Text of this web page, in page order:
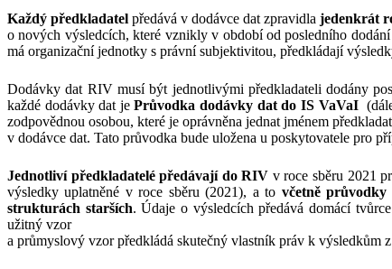
Každý předkladatel předává v dodávce dat zpravidla jedenkrát
o nových výsledcích, které vznikly v období od posledního
má organizační jednotky s právní subjektivitou, předkládají
Dodávky dat RIV musí být jednotlivými předkladateli dodány
každé dodávky dat jePrůvodka dodávky dat do IS VaVaI
zodpovědnou osobou, které je oprávněna jednat jménem
v dodávce dat. Tato průvodka bude uložena u poskytovatele pro
Jednotliví předkladatelé předávají do RIV v roce sběru 2021
výsledky uplatněné v roce sběru (2021), a to včetně průvodky
strukturách starších. Údaje o výsledcích předává domácí
užitný vzor
a průmyslový vzor předkládá skutečný vlastník práv k výsledkům